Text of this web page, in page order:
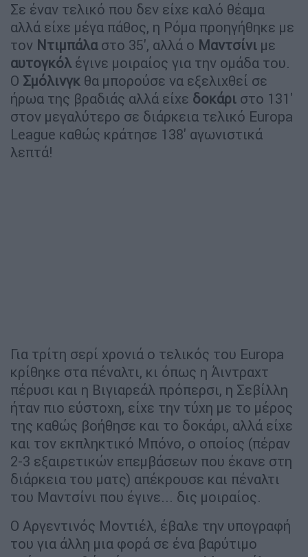
Σε έναν τελικό που δεν είχε καλό θέαμα
αλλά είχε μέγα πάθος, η Ρόμα προηγήθηκε με
τον Ντιμπάλαστο 35', αλλά ο Μαντσίνι με
αυτογκόλ έγινε μοιραίος για την ομάδα του.
Ο Σμόλινγκ θα μπορούσε να εξελιχθεί σε
ήρωα της βραδιάς αλλά είχε δοκάρι στο 131'
στον μεγαλύτερο σε διάρκεια τελικό Europa
League καθώς κράτησε 138' αγωνιστικά
λεπτά!
Για τρίτη σερί χρονιά ο τελικός του Europa
κρίθηκε στα πέναλτι, κι όπως η Άιντραχτ
πέρυσι και η Βιγιαρεάλ πρόπερσι, η Σεβίλλη
ήταν πιο εύστοχη, είχε την τύχη με το μέρος
της καθώς βοήθησε και το δοκάρι, αλλά είχε
και τον εκπληκτικό Μπόνο, ο οποίος (πέραν
2-3 εξαιρετικών επεμβάσεων που έκανε στη
διάρκεια του ματς) απέκρουσε και πέναλτι
του Μαντσίνι που έγινε... δις μοιραίος.
Ο Αργεντινός Μοντιέλ, έβαλε την υπογραφή
του για άλλη μια φορά σε ένα βαρύτιμο